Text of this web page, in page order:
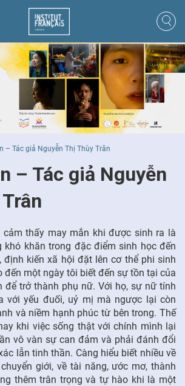
ĐĂNG NHẬP
VI
VI
FR
– Tác giả Nguyễn Thị Thùy Trân
– Tác giả Nguyễn
cảm thấy may mắn khi được sinh ra là
khó khăn trong đặc điểm sinh học đến
định kiến xã hội đặt lên cơ thể phi sinh
đến một ngày tôi biết đến sự tồn tại của
để trở thành phụ nữ. Với họ, sự nữ tính
với yếu đuối, uỷ mị mà ngược lại còn
và niềm hạnh phúc từ bên trong. Thế
khi việc sống thật với chính mình lại
vô vàn sự can đảm và phải đánh đổi
lẫn tinh thần. Càng hiểu biết nhiều về
giới, về tài năng, ước mơ, thành
thêm trân trọng và tự hào khi là một